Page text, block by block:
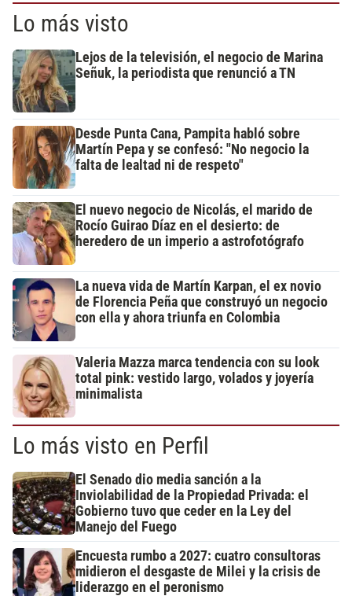
Lo más visto
Lejos de la televisión, el negocio de Marina
Señuk, la periodista que renunció a TN
Desde Punta Cana, Pampita habló sobre
Martín Pepa y se confesó: "No negocio la
falta de lealtad ni de respeto"
El nuevo negocio de Nicolás, el marido de
Rocío Guirao Díaz en el desierto: de
heredero de un imperio a astrofotógrafo
La nueva vida de Martín Karpan, el ex novio
de Florencia Peña que construyó un negocio
con ella y ahora triunfa en Colombia
Valeria Mazza marca tendencia con su look
total pink: vestido largo, volados y joyería
minimalista
Lo más visto en Perfil
El Senado dio media sanción a la
Inviolabilidad de la Propiedad Privada: el
Gobierno tuvo que ceder en la Ley del
Manejo del Fuego
Encuesta rumbo a 2027: cuatro consultoras
midieron el desgaste de Milei y la crisis de
liderazgo en el peronismo